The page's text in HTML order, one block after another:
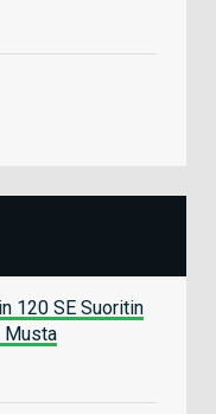
120 SE Suoritin
Musta